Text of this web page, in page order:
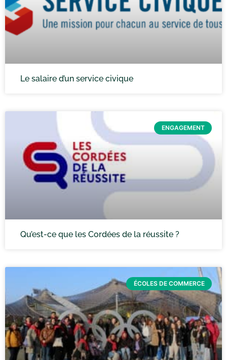
Le salaire d’un service civique
ENGAGEMENT
Qu’est-ce que les Cordées de la réussite ?
ÉCOLES DE COMMERCE